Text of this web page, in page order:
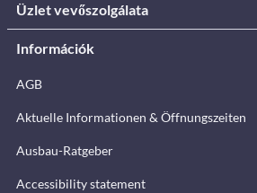
Üzlet vevőszolgálata
Információk
AGB
Aktuelle Informationen & Öffnungszeiten
Ausbau-Ratgeber
Accessibility statement